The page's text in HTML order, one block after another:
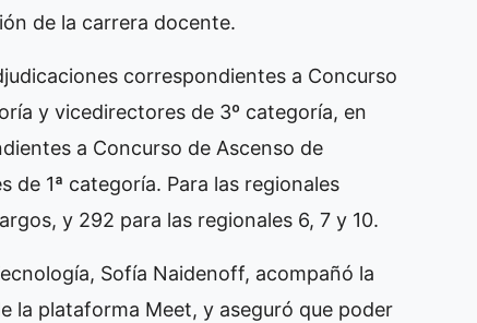
de la carrera docente.
correspondientes a Concurso
y vicedirectores de 3º categoría, en
a Concurso de Ascenso de
de 1ª categoría. Para las regionales
y 292 para las regionales 6, 7 y 10.
Sofía Naidenoff, acompañó la
la plataforma Meet, y aseguró que poder